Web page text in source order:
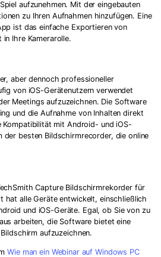
aufzunehmen. Mit der eingebauten
zu Ihren Aufnahmen hinzufügen. Eine
ist das einfache Exportieren von
Ihre Kamerarolle.
aber dennoch professioneller
von iOS-Gerätenutzern verwendet
Meetings aufzuzeichnen. Die Software
und die Aufnahme von Inhalten direkt
Kompatibilität mit Android- und iOS-
der besten Bildschirmrecorder, die online
Capture Bildschirmrekorder für
hat alle Geräte entwickelt, einschließlich
und iOS-Geräte. Egal, ob Sie von zu
arbeiten, die Software bietet eine
aufzuzeichnen.
Wie man ein Webinar auf Windows PC